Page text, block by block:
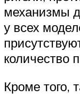
механизмы
у всех
количество
Кроме того,